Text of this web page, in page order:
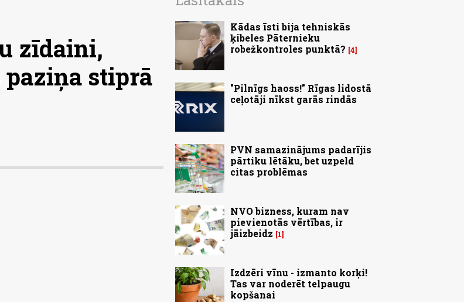
zīdaini,
stiprā
Kādas īsti bija tehniskās
ķibeles Pāternieku
robežkontroles punktā? 4
"Pilnīgs haoss!" Rīgas lidostā
ceļotāji nīkst garās rindās
PVN samazinājums padarījis
pārtiku lētāku, bet uzpeld
citas problēmas
NVO bizness, kuram nav
pievienotās vērtības, ir
jāizbeidz
1
Izdzēri vīnu - izmanto korķi!
Tas var noderēt telpaugu
kopšanai